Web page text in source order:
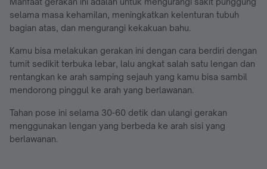
selama masa kehamilan, meningkatkan kelenturan tubuh
bagian atas, dan mengurangi kekakuan bahu.
Kamu bisa melakukan gerakan ini dengan cara berdiri dengan
tumit sedikit terbuka lebar, lalu angkat salah satu lengan dan
rentangkan ke arah samping sejauh yang kamu bisa sambil
mendorong pinggul ke arah yang berlawanan.
Tahan pose ini selama 30-60 detik dan ulangi gerakan
menggunakan lengan yang berbeda ke arah sisi yang
berlawanan.